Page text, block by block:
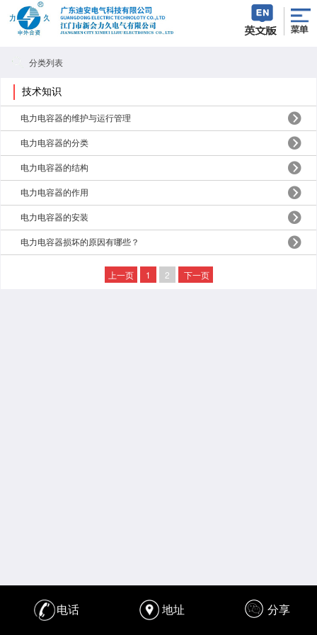
分类列表
技术知识
电力电容器的维护与运行管理
电力电容器的分类
电力电容器的结构
电力电容器的作用
电力电容器的安装
电力电容器损坏的原因有哪些？
上一页 1 2 下一页
电话 地址 分享